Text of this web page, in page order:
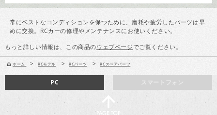
常にベストなコンディションを保つために、磨耗や疲労したパーツは早
めに交換。RCカーの修理やメンテナンスにお使いください。
もっと詳しい情報は、この商品のウェブページでご覧ください。
ホーム > RCモデル > RCパーツ > RCスペアパーツ
スマートフォン
PC